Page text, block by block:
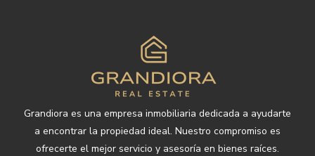
Grandiora es una empresa inmobiliaria dedicada a ayudarte
a encontrar la propiedad ideal. Nuestro compromiso es
ofrecerte el mejor servicio y asesoría en bienes raíces.